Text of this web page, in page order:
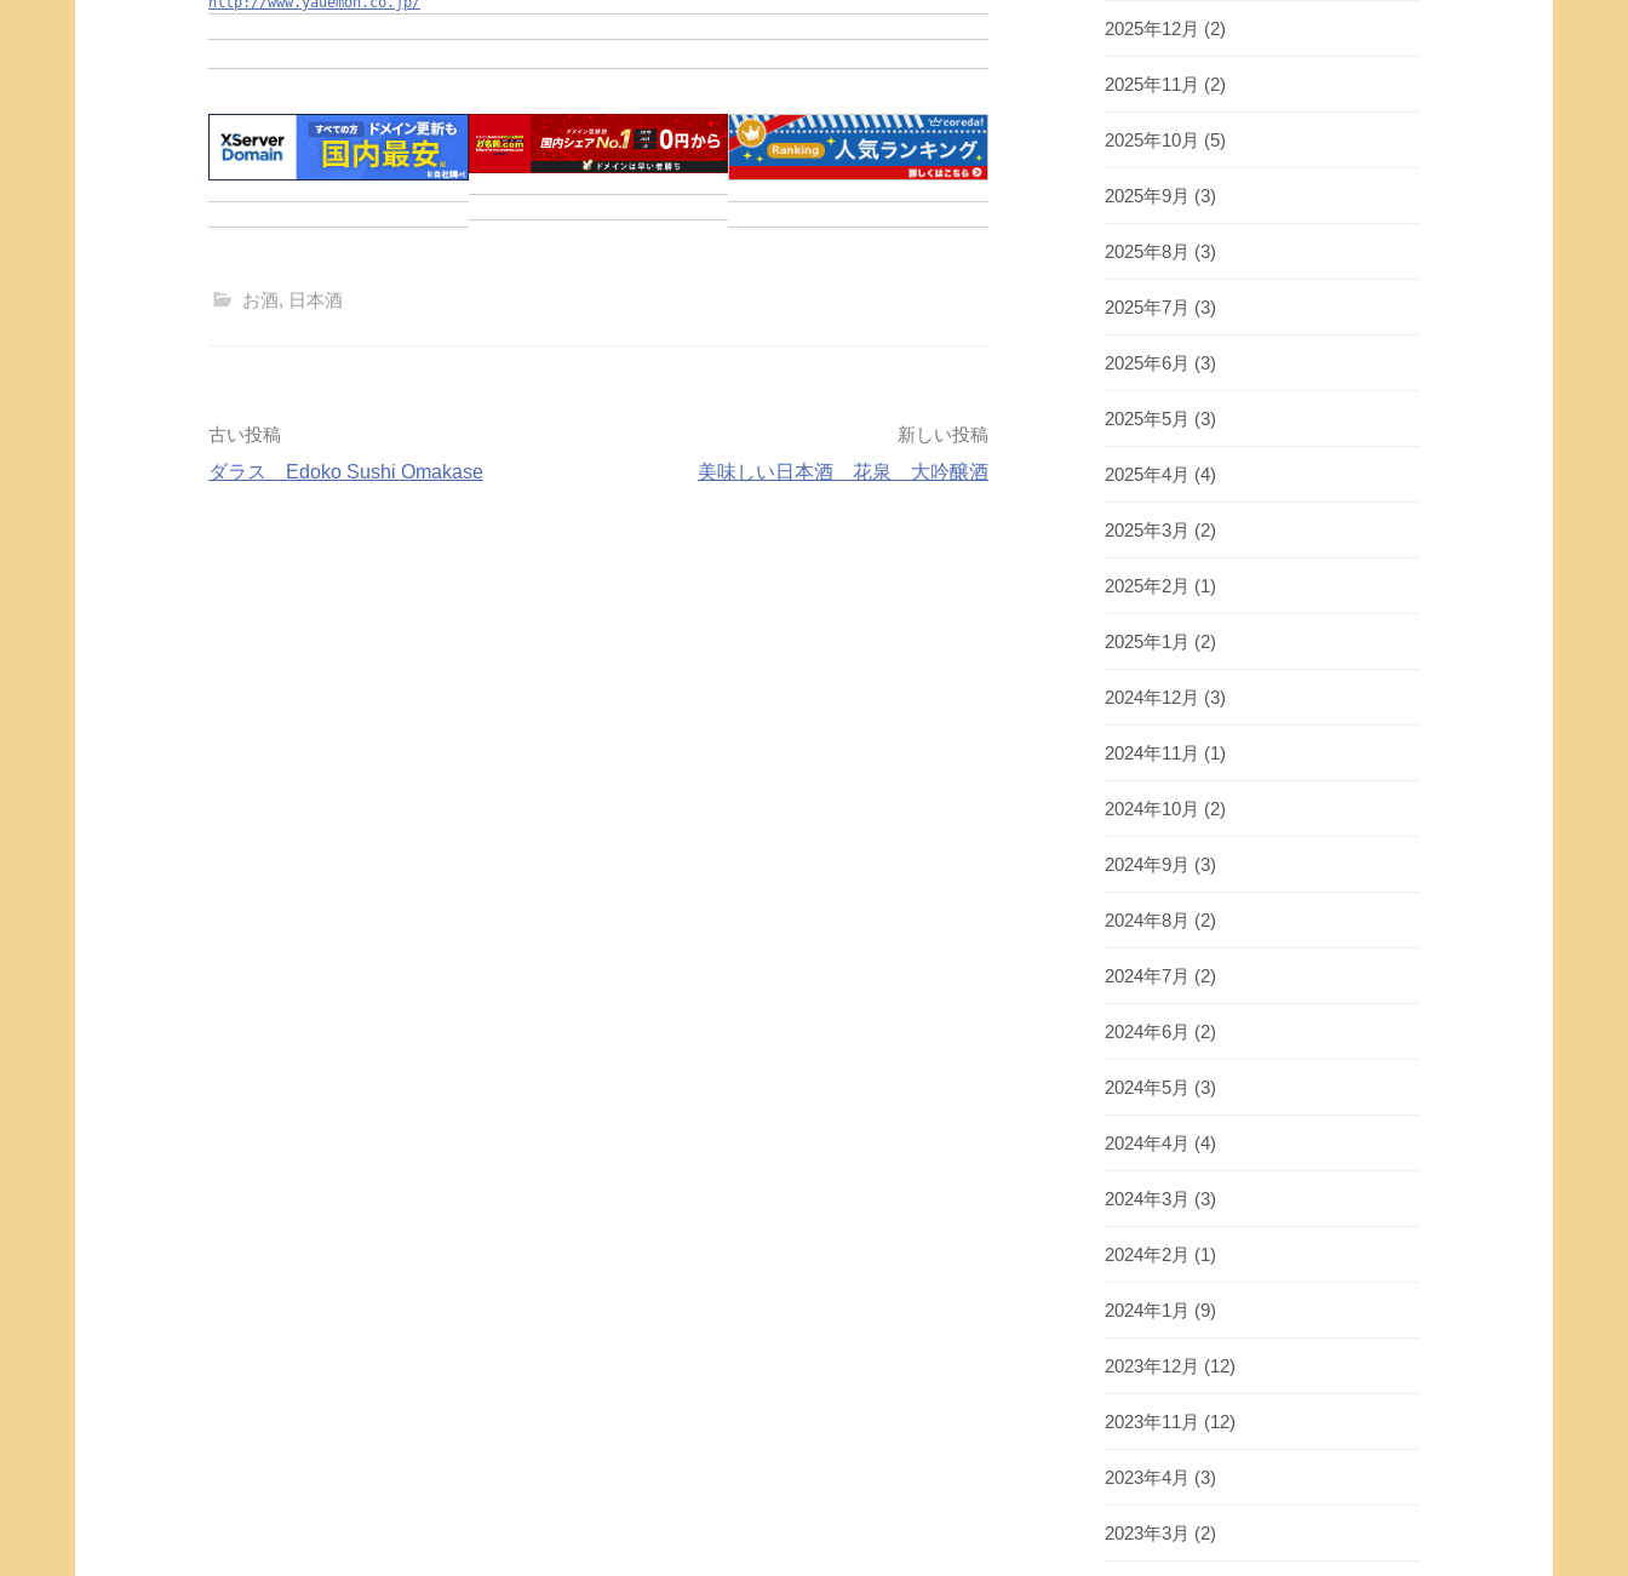
お酒, 日本酒
投
稿
古い投稿
ダラス Edoko Sushi Omakase
新しい投稿
美味しい日本酒 花泉 大吟醸酒
2025年12月 (2)
2025年11月 (2)
2025年10月 (5)
2025年9月 (3)
2025年8月 (3)
2025年7月 (3)
2025年6月 (3)
2025年5月 (3)
2025年4月 (4)
2025年3月 (2)
2025年2月 (1)
2025年1月 (2)
2024年12月 (3)
2024年11月 (1)
2024年10月 (2)
2024年9月 (3)
2024年8月 (2)
2024年7月 (2)
2024年6月 (2)
2024年5月 (3)
2024年4月 (4)
2024年3月 (3)
2024年2月 (1)
2024年1月 (9)
2023年12月 (12)
2023年11月 (12)
2023年4月 (3)
2023年3月 (2)